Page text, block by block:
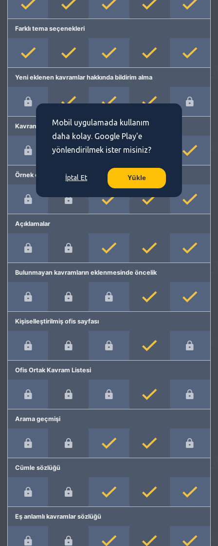
Farklı tema seçenekleri
Yeni eklenen kavramlar hakkında bildirim alma
Kavram önerme
Örnek cümleler
Açıklamalar
Bulunmayan kavramların eklenmesinde öncelik
Kişiselleştirilmiş ofis sayfası
Ofis Ortak Kavram Listesi
Arama geçmişi
Cümle sözlüğü
Eş anlamlı kavramlar sözlüğü
Mobil uygulamada kullanım
daha kolay. Google Play'e
yönlendirilmek ister misiniz?
İptal Et Yükle